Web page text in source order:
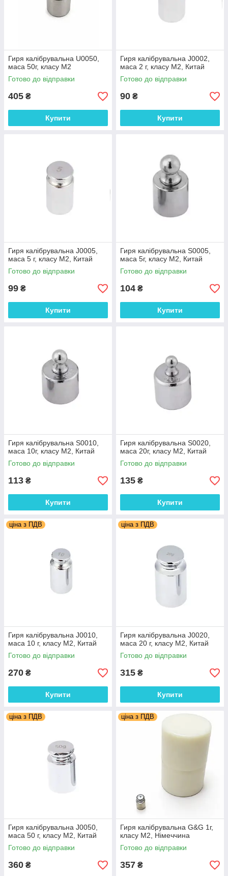
Гиря калібрувальна U0050,
маса 50г, класу М2
Готово до відправки
405 ₴
Купити
Гиря калібрувальна J0002,
маса 2 г, класу М2, Китай
Готово до відправки
90 ₴
Купити
Гиря калібрувальна J0005,
маса 5 г, класу М2, Китай
Готово до відправки
99 ₴
Купити
Гиря калібрувальна S0005,
маса 5г, класу М2, Китай
Готово до відправки
104 ₴
Купити
Гиря калібрувальна S0010,
маса 10г, класу М2, Китай
Готово до відправки
113 ₴
Купити
Гиря калібрувальна S0020,
маса 20г, класу М2, Китай
Готово до відправки
135 ₴
Купити
ціна з ПДВ
Гиря калібрувальна J0010,
маса 10 г, класу М2, Китай
Готово до відправки
270 ₴
Купити
ціна з ПДВ
Гиря калібрувальна J0020,
маса 20 г, класу М2, Китай
Готово до відправки
315 ₴
Купити
ціна з ПДВ
Гиря калібрувальна J0050,
маса 50 г, класу М2, Китай
Готово до відправки
360 ₴
ціна з ПДВ
Гиря калібрувальна G&G 1г,
класу М2, Німеччина
Готово до відправки
357 ₴